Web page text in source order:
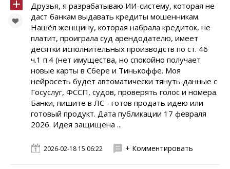
Друзья, я разрабатываю ИИ-систему, которая не
даст банкам выдавать кредиты мошенникам.
Нашёл женщину, которая набрала кредиток, не
платит, проиграла суд арендодателю, имеет
десятки исполнительных производств по ст. 46
ч.1 п.4 (нет имущества, но спокойно получает
новые карты в Сбере и Тинькоффе. Моя
нейросеть будет автоматически тянуть данные с
Госуслуг, ФССП, судов, проверять голос и номера.
Банки, пишите в ЛС - готов продать идею или
готовый продукт. Дата публикации 17 февраля
2026. Идея защищена ...
2026-02-18 15:06:22 + Комментировать